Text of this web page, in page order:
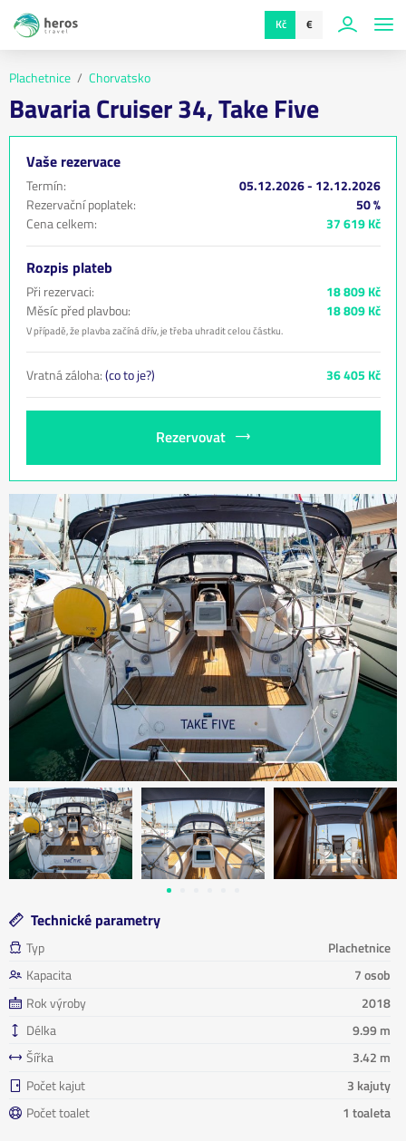
Kč €
Plachetnice Chorvatsko
Bavaria Cruiser 34, Take Five
Vaše rezervace
Termín:
05.12.2026 - 12.12.2026
Rezervační poplatek:
50 %
Cena celkem:
37 619 Kč
Rozpis plateb
Při rezervaci:
18 809 Kč
Měsíc před plavbou:
18 809 Kč
V případě, že plavba začíná dřív, je třeba uhradit celou částku.
Vratná záloha:(co to je?) 36 405 Kč
Rezervovat
Technické parametry
Typ
Plachetnice
Kapacita
7 osob
Rok výroby
2018
Délka
9.99 m
Šířka
3.42 m
Počet kajut
3 kajuty
Počet toalet
1 toaleta